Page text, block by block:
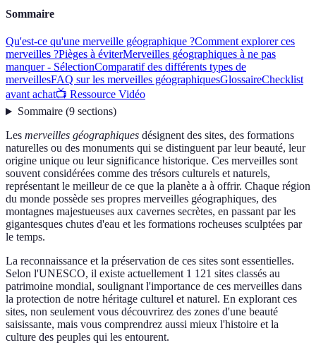
Sommaire
Qu'est-ce qu'une merveille géographique ?Comment explorer ces
merveilles ?Pièges à éviterMerveilles géographiques à ne pas
manquer - SélectionComparatif des différents types de
merveillesFAQ sur les merveilles géographiquesGlossaireChecklist
avant achat📺 Ressource Vidéo
Sommaire(9 sections)
Les merveilles géographiques désignent des sites, des formations
naturelles ou des monuments qui se distinguent par leur beauté, leur
origine unique ou leur significance historique. Ces merveilles sont
souvent considérées comme des trésors culturels et naturels,
représentant le meilleur de ce que la planète a à offrir. Chaque région
du monde possède ses propres merveilles géographiques, des
montagnes majestueuses aux cavernes secrètes, en passant par les
gigantesques chutes d'eau et les formations rocheuses sculptées par
le temps.
La reconnaissance et la préservation de ces sites sont essentielles.
Selon l'UNESCO, il existe actuellement 1 121 sites classés au
patrimoine mondial, soulignant l'importance de ces merveilles dans
la protection de notre héritage culturel et naturel. En explorant ces
sites, non seulement vous découvrirez des zones d'une beauté
saisissante, mais vous comprendrez aussi mieux l'histoire et la
culture des peuples qui les entourent.